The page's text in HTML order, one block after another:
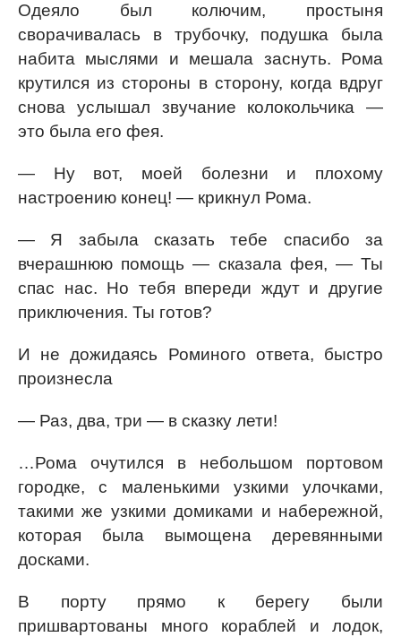
Одеяло был колючим, простыня
сворачивалась в трубочку, подушка была
набита мыслями и мешала заснуть. Рома
крутился из стороны в сторону, когда вдруг
снова услышал звучание колокольчика —
это была его фея.
— Ну вот, моей болезни и плохому
настроению конец! — крикнул Рома.
— Я забыла сказать тебе спасибо за
вчерашнюю помощь — сказала фея, — Ты
спас нас. Но тебя впереди ждут и другие
приключения. Ты готов?
И не дожидаясь Роминого ответа, быстро
произнесла
— Раз, два, три — в сказку лети!
…Рома очутился в небольшом портовом
городке, с маленькими узкими улочками,
такими же узкими домиками и набережной,
которая была вымощена деревянными
досками.
В порту прямо к берегу были
пришвартованы много кораблей и лодок,